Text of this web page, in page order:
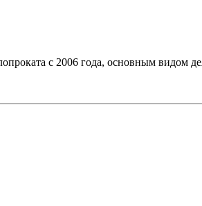
с 2006 года, основным видом